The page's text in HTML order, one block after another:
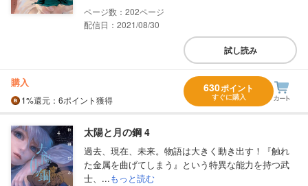
202
配信日：2021/08/30
試し読み
購入
1%還元 ：6ポイント獲得
630ポイント
すぐに購入
太陽と月の鋼 4
過去、現在、未来。物語は大きく動き出す！『触れ
た金属を曲げてしまう』という特異な能力を持つ武
士、...もっと読む